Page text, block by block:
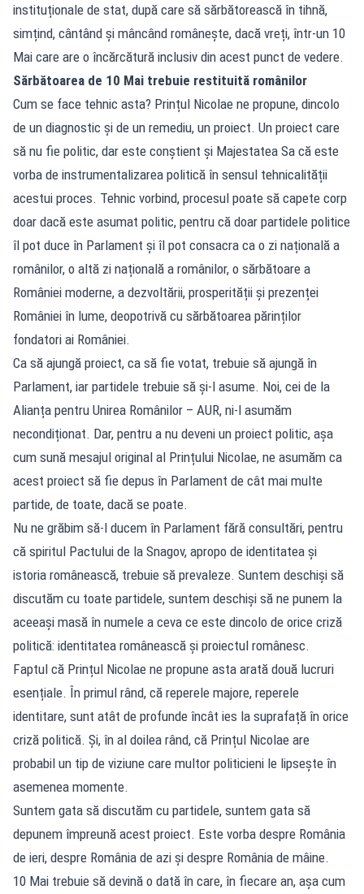
instituționale de stat, după care să sărbătorească în tihnă,
simțind, cântând și mâncând românește, dacă vreți, într-un 10
Mai care are o încărcătură inclusiv din acest punct de vedere.
Sărbătoarea de 10 Mai trebuie restituită românilor
Cum se face tehnic asta? Prințul Nicolae ne propune, dincolo
de un diagnostic și de un remediu, un proiect. Un proiect care
să nu fie politic, dar este conștient și Majestatea Sa că este
vorba de instrumentalizarea politică în sensul tehnicalității
acestui proces. Tehnic vorbind, procesul poate să capete corp
doar dacă este asumat politic, pentru că doar partidele politice
îl pot duce în Parlament și îl pot consacra ca o zi națională a
românilor, o altă zi națională a românilor, o sărbătoare a
României moderne, a dezvoltării, prosperității și prezenței
României în lume, deopotrivă cu sărbătoarea părinților
fondatori ai României.
Ca să ajungă proiect, ca să fie votat, trebuie să ajungă în
Parlament, iar partidele trebuie să și-l asume. Noi, cei de la
Alianța pentru Unirea Românilor – AUR, ni-l asumăm
necondiționat. Dar, pentru a nu deveni un proiect politic, așa
cum sună mesajul original al Prințului Nicolae, ne asumăm ca
acest proiect să fie depus în Parlament de cât mai multe
partide, de toate, dacă se poate.
Nu ne grăbim să-l ducem în Parlament fără consultări, pentru
că spiritul Pactului de la Snagov, apropo de identitatea și
istoria românească, trebuie să prevaleze. Suntem deschiși să
discutăm cu toate partidele, suntem deschiși să ne punem la
aceeași masă în numele a ceva ce este dincolo de orice criză
politică: identitatea românească și proiectul românesc.
Faptul că Prințul Nicolae ne propune asta arată două lucruri
esențiale. În primul rând, că reperele majore, reperele
identitare, sunt atât de profunde încât ies la suprafață în orice
criză politică. Și, în al doilea rând, că Prințul Nicolae are
probabil un tip de viziune care multor politicieni le lipsește în
asemenea momente.
Suntem gata să discutăm cu partidele, suntem gata să
depunem împreună acest proiect. Este vorba despre România
de ieri, despre România de azi și despre România de mâine.
10 Mai trebuie să devină o dată în care, în fiecare an, așa cum